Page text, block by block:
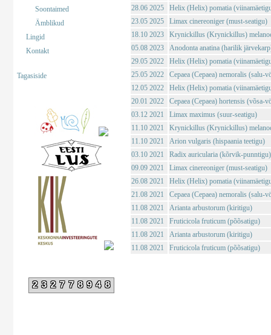
Soontaimed
Ämblikud
Lingid
Kontakt
Tagasiside
232778948
28.06 2025
Helix (Helix) pomatia
23.05 2025
Limax cinereoniger (must-seatigu)
18.10 2023
Krynickillus (Krynickillus)
05.08 2023
Anodonta anatina (harilik
29.05 2022
Helix (Helix) pomatia
25.05 2022
Cepaea (Cepaea) nemoralis (salu-
12.05 2022
Helix (Helix) pomatia
20.01 2022
Cepaea (Cepaea) hortensis (võsa-
03.12 2021
Limax maximus (suur-seatigu)
11.10 2021
Krynickillus (Krynickillus)
11.10 2021
Arion vulgaris (hispaania teetigu)
03.10 2021
Radix auricularia (kõrvik-punntigu)
09.09 2021
Limax cinereoniger (must-seatigu)
26.08 2021
Helix (Helix) pomatia
21.08 2021
Cepaea (Cepaea) nemoralis (salu-
11.08 2021
Arianta arbustorum (kiritigu)
11.08 2021
Fruticicola fruticum (põõsatigu)
11.08 2021
Arianta arbustorum (kiritigu)
11.08 2021
Fruticicola fruticum (põõsatigu)